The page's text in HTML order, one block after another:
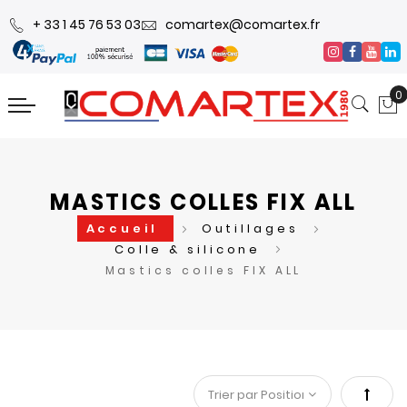
+ 33 1 45 76 53 03 comartex@comartex.fr
0
MASTICS COLLES FIX ALL
Accueil
Outillages
Colle & silicone
Mastics colles FIX ALL